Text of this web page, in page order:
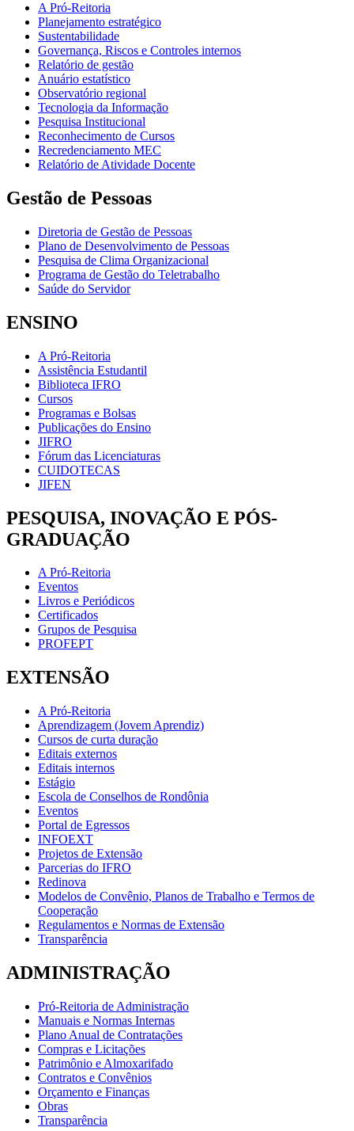
A Pró-Reitoria
Planejamento estratégico
Sustentabilidade
Governança, Riscos e Controles internos
Relatório de gestão
Anuário estatístico
Observatório regional
Tecnologia da Informação
Pesquisa Institucional
Reconhecimento de Cursos
Recredenciamento MEC
Relatório de Atividade Docente
Gestão de Pessoas
Diretoria de Gestão de Pessoas
Plano de Desenvolvimento de Pessoas
Pesquisa de Clima Organizacional
Programa de Gestão do Teletrabalho
Saúde do Servidor
ENSINO
A Pró-Reitoria
Assistência Estudantil
Biblioteca IFRO
Cursos
Programas e Bolsas
Publicações do Ensino
JIFRO
Fórum das Licenciaturas
CUIDOTECAS
JIFEN
PESQUISA, INOVAÇÃO E PÓS-
GRADUAÇÃO
A Pró-Reitoria
Eventos
Livros e Periódicos
Certificados
Grupos de Pesquisa
PROFEPT
EXTENSÃO
A Pró-Reitoria
Aprendizagem (Jovem Aprendiz)
Cursos de curta duração
Editais externos
Editais internos
Estágio
Escola de Conselhos de Rondônia
Eventos
Portal de Egressos
INFOEXT
Projetos de Extensão
Parcerias do IFRO
Redinova
Modelos de Convênio, Planos de Trabalho e Termos de
Cooperação
Regulamentos e Normas de Extensão
Transparência
ADMINISTRAÇÃO
Pró-Reitoria de Administração
Manuais e Normas Internas
Plano Anual de Contratações
Compras e Licitações
Patrimônio e Almoxarifado
Contratos e Convênios
Orçamento e Finanças
Obras
Transparência